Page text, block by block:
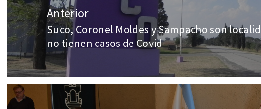
Anterior
Suco, Coronel Moldes y Sampacho son
no tienen casos de Covid